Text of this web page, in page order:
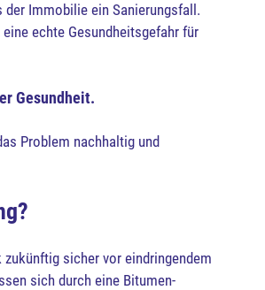
der Immobilie ein Sanierungsfall.
echte Gesundheitsgefahr für
Gesundheit.
Problem nachhaltig und
sicher vor eindringendem
sich durch eine Bitumen-